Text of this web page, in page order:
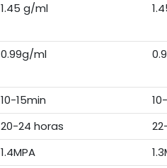
1.45 g/ml
0.99g/ml
10-15min
20-24 horas
1.4MPA